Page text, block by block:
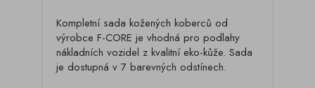
Kompletní sada kožených koberců od
výrobce F-CORE je vhodná pro podlahy
nákladních vozidel z kvalitní eko-kůže. Sada
je dostupná v 7 barevných odstínech.